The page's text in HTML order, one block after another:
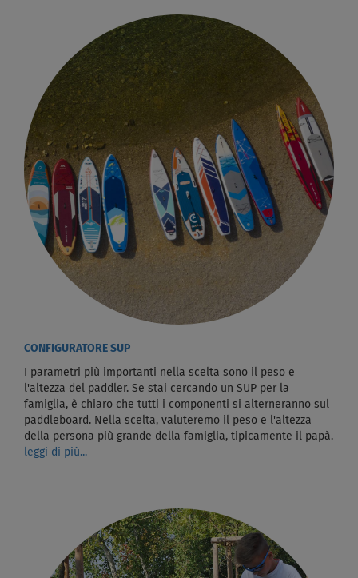
CONFIGURATORE SUP
I parametri più importanti nella scelta sono il peso e
l'altezza del paddler. Se stai cercando un SUP per la
famiglia, è chiaro che tutti i componenti si alterneranno sul
paddleboard. Nella scelta, valuteremo il peso e l'altezza
della persona più grande della famiglia, tipicamente il papà.
leggi di più...